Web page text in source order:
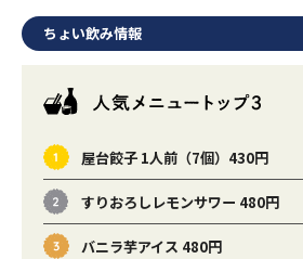
ちょい飲み情報
屋台餃子 1人前（7個）430円
すりおろしレモンサワー 480円
バニラ芋アイス 480円